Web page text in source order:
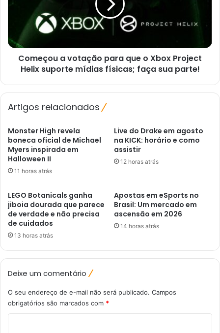
que
Project
Helix
suporte
mídias
parte!
Começou a votação para que o Xbox Project
Helix suporte mídias físicas; faça sua parte!
Artigos relacionados
Monster High revela
boneca oficial de Michael
Myers inspirada em
Halloween II
11 horas atrás
Live do Drake em agosto
na KICK: horário e como
assistir
12 horas atrás
LEGO Botanicals ganha
jiboia dourada que parece
de verdade e não precisa
de cuidados
13 horas atrás
Apostas em eSports no
Brasil: Um mercado em
ascensão em 2026
14 horas atrás
Deixe um comentário
O seu endereço de e-mail não será publicado. Campos
obrigatórios são marcados com *